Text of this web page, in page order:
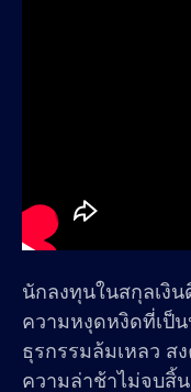
นักลงทุนในสกุลเงิ
ความหงุดหงิดที่เป็
ธุรกรรมล้มเหลว ส
ความล่าช้าไม่จบสิ้